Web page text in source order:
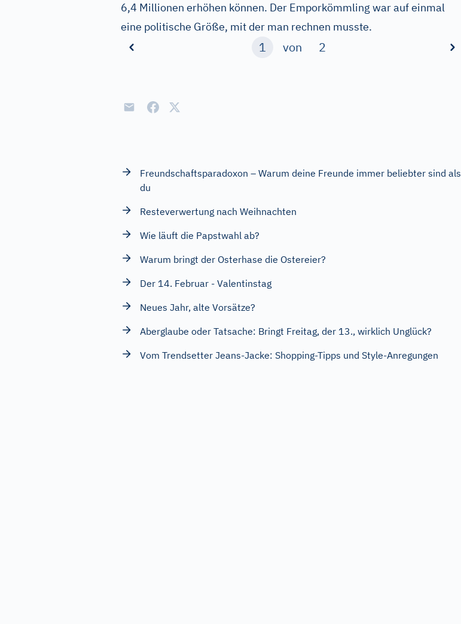
6,4 Millionen erhöhen können. Der Emporkömmling war auf einmal
eine politische Größe, mit der man rechnen musste.
1 von 2
Freundschaftsparadoxon – Warum deine Freunde immer beliebter sind als
du
Resteverwertung nach Weihnachten
Wie läuft die Papstwahl ab?
Warum bringt der Osterhase die Ostereier?
Der 14. Februar - Valentinstag
Neues Jahr, alte Vorsätze?
Aberglaube oder Tatsache: Bringt Freitag, der 13., wirklich Unglück?
Vom Trendsetter Jeans-Jacke: Shopping-Tipps und Style-Anregungen